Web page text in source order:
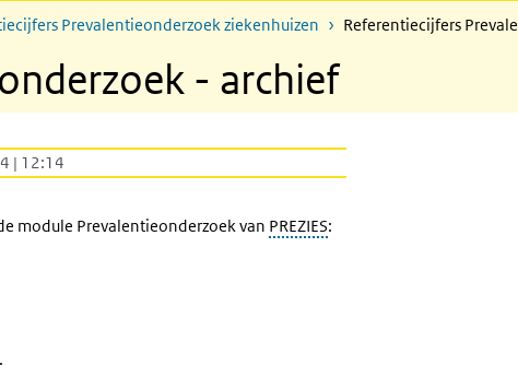
Prevalentieonderzoek ziekenhuizen Referentiecijfers
- archief
| 12:14
module Prevalentieonderzoek van PREZIES: